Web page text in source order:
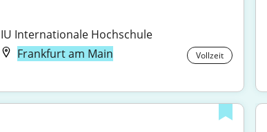
IU Internationale Hochschule
Frankfurt am Main
Vollzeit